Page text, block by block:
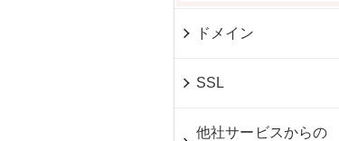
ドメイン
SSL
他社サービスからの